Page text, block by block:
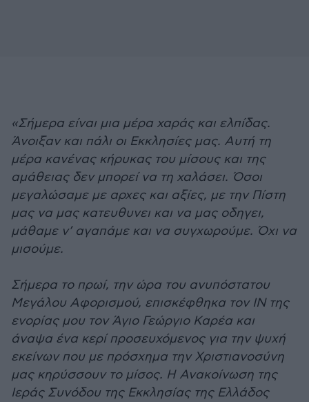
«Σήμερα είναι μια μέρα χαράς και ελπίδας.
Άνοιξαν και πάλι οι Εκκλησίες μας. Αυτή τη
μέρα κανένας κήρυκας του μίσους και της
αμάθειας δεν μπορεί να τη χαλάσει. Όσοι
μεγαλώσαμε με αρχες και αξίες, με την Πίστη
μας να μας κατευθυνει και να μας οδηγει,
μάθαμε ν’ αγαπάμε και να συγχωρούμε. Όχι να
μισούμε.
Σήμερα το πρωί, την ώρα του ανυπόστατου
Μεγάλου Αφορισμού, επισκέφθηκα τον ΙΝ της
ενορίας μου τον Άγιο Γεώργιο Καρέα και
άναψα ένα κερί προσευχόμενος για την ψυχή
εκείνων που με πρόσχημα την Χριστιανοσύνη
μας κηρύσσουν το μίσος. Η Ανακοίνωση της
Ιεράς Συνόδου της Εκκλησίας της Ελλάδος